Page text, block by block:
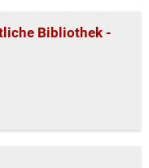
Bibliothek -